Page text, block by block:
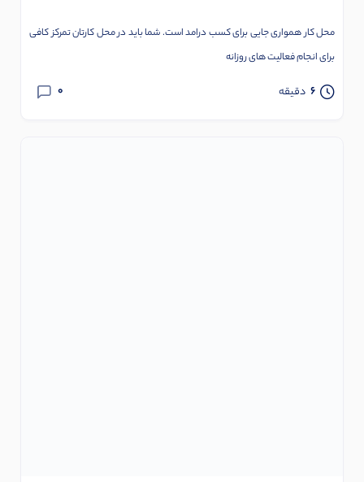
محل کار همواری جایی برای کسب درامد است. شما باید در محل کارتان تمرکز کافی
برای انجام فعالیت های روزانه
6 دقیقه 0